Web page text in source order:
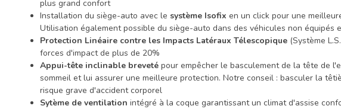
plus grand confort
Installation du siège-auto avec le système Isofix en un click pour une
Utilisation également possible du siège-auto dans des véhicules non équipés
Protection Linéaire contre les Impacts Latéraux Télescopique (Système
forces d'impact de plus de 20%
Appui-tête inclinable breveté pour empêcher le basculement de la tête de
sommeil et lui assurer une meilleure protection. Notre conseil : basculer la
risque grave d'accident corporel
Sytème de ventilation intégré à la coque garantissant un climat d'assise